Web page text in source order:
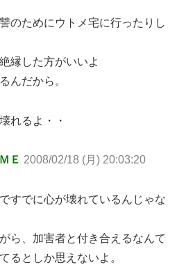
のためにウトメ宅に行ったりし
縁した方がいいよ
んだから。
れるよ・・
Ｅ 2008/02/18 (月) 20:03:20
すでに心が壊れているんじゃな
ら、加害者と付き合えるなんて
るとしか思えないよ。